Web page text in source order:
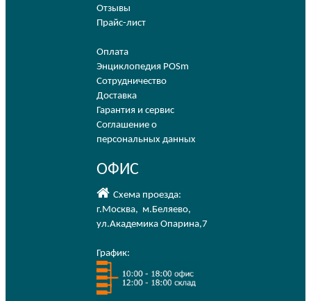
Отзывы
Прайс-лист
Оплата
Энциклопедия POSm
Сотрудничество
Доставка
Гарантия и сервис
Соглашение о
персональных данных
ОФИС
Схема проезда:
г.Москва, м.Беляево,
ул.Академика Опарина,7
График: